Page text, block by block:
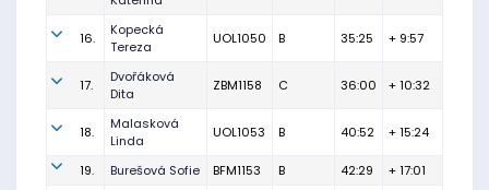
16.
Kopecká
Tereza
UOL1050 B 35:25 + 9:57
17.
Dvořáková
Dita
ZBM1158 C 36:00 + 10:32
18.
Malasková
Linda
UOL1053 B 40:52 + 15:24
19. Burešová Sofie BFM1153 B 42:29 + 17:01